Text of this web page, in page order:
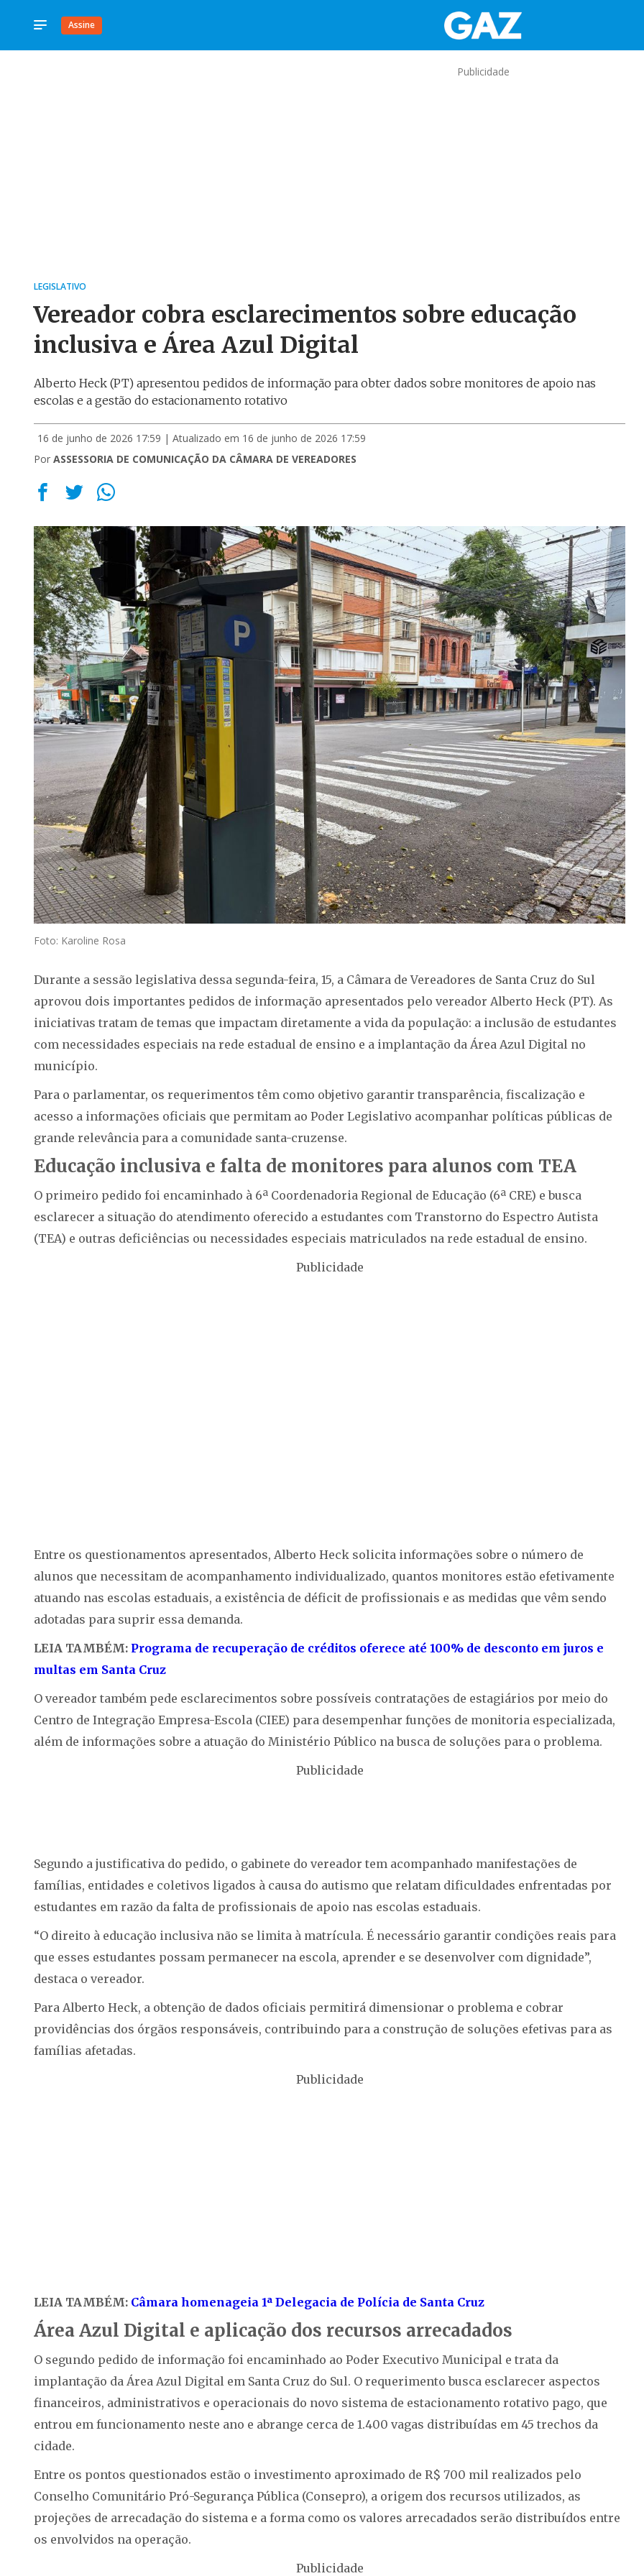
Assine
Publicidade
LEGISLATIVO
Vereador cobra esclarecimentos sobre educação
inclusiva e Área Azul Digital
Alberto Heck (PT) apresentou pedidos de informação para obter dados sobre monitores de apoio nas
escolas e a gestão do estacionamento rotativo
16 de junho de 2026 17:59 | Atualizado em 16 de junho de 2026 17:59
Por ASSESSORIA DE COMUNICAÇÃO DA CÂMARA DE VEREADORES
Foto: Karoline Rosa
Durante a sessão legislativa dessa segunda-feira, 15, a Câmara de Vereadores de Santa Cruz do Sul
aprovou dois importantes pedidos de informação apresentados pelo vereador Alberto Heck (PT). As
iniciativas tratam de temas que impactam diretamente a vida da população: a inclusão de estudantes
com necessidades especiais na rede estadual de ensino e a implantação da Área Azul Digital no
município.
Para o parlamentar, os requerimentos têm como objetivo garantir transparência, fiscalização e
acesso a informações oficiais que permitam ao Poder Legislativo acompanhar políticas públicas de
grande relevância para a comunidade santa-cruzense.
Educação inclusiva e falta de monitores para alunos com TEA
O primeiro pedido foi encaminhado à 6ª Coordenadoria Regional de Educação (6ª CRE) e busca
esclarecer a situação do atendimento oferecido a estudantes com Transtorno do Espectro Autista
(TEA) e outras deficiências ou necessidades especiais matriculados na rede estadual de ensino.
Publicidade
Entre os questionamentos apresentados, Alberto Heck solicita informações sobre o número de
alunos que necessitam de acompanhamento individualizado, quantos monitores estão efetivamente
atuando nas escolas estaduais, a existência de déficit de profissionais e as medidas que vêm sendo
adotadas para suprir essa demanda.
LEIA TAMBÉM: Programa de recuperação de créditos oferece até 100% de desconto em juros e
multas em Santa Cruz
O vereador também pede esclarecimentos sobre possíveis contratações de estagiários por meio do
Centro de Integração Empresa-Escola (CIEE) para desempenhar funções de monitoria especializada,
além de informações sobre a atuação do Ministério Público na busca de soluções para o problema.
Publicidade
Segundo a justificativa do pedido, o gabinete do vereador tem acompanhado manifestações de
famílias, entidades e coletivos ligados à causa do autismo que relatam dificuldades enfrentadas por
estudantes em razão da falta de profissionais de apoio nas escolas estaduais.
“O direito à educação inclusiva não se limita à matrícula. É necessário garantir condições reais para
que esses estudantes possam permanecer na escola, aprender e se desenvolver com dignidade”,
destaca o vereador.
Para Alberto Heck, a obtenção de dados oficiais permitirá dimensionar o problema e cobrar
providências dos órgãos responsáveis, contribuindo para a construção de soluções efetivas para as
famílias afetadas.
Publicidade
LEIA TAMBÉM: Câmara homenageia 1ª Delegacia de Polícia de Santa Cruz
Área Azul Digital e aplicação dos recursos arrecadados
O segundo pedido de informação foi encaminhado ao Poder Executivo Municipal e trata da
implantação da Área Azul Digital em Santa Cruz do Sul. O requerimento busca esclarecer aspectos
financeiros, administrativos e operacionais do novo sistema de estacionamento rotativo pago, que
entrou em funcionamento neste ano e abrange cerca de 1.400 vagas distribuídas em 45 trechos da
cidade.
Entre os pontos questionados estão o investimento aproximado de R$ 700 mil realizados pelo
Conselho Comunitário Pró-Segurança Pública (Consepro), a origem dos recursos utilizados, as
projeções de arrecadação do sistema e a forma como os valores arrecadados serão distribuídos entre
os envolvidos na operação.
Publicidade